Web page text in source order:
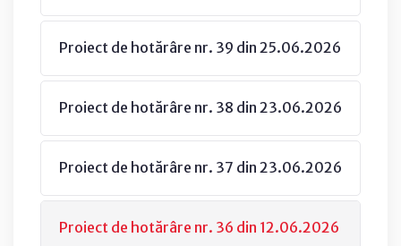
Proiect de hotărâre nr. 39 din 25.06.2026
Proiect de hotărâre nr. 38 din 23.06.2026
Proiect de hotărâre nr. 37 din 23.06.2026
Proiect de hotărâre nr. 36 din 12.06.2026